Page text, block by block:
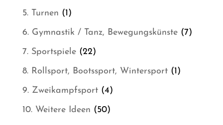
5. Turnen 11
Produkt
6. Gymnastik / Tanz, Bewegungskünste 77
7. Sportspiele 2222
Produkte
8. Rollsport, Bootssport, Wintersport 11
9. Zweikampfsport 44
Produkte
10. Weitere Ideen 5050